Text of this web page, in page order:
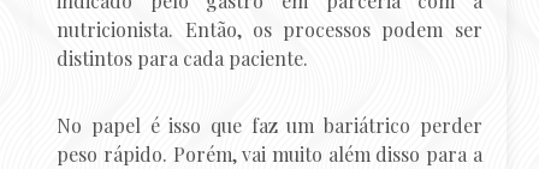
nutricionista. Então, os processos podem ser
distintos para cada paciente.
No papel é isso que faz um bariátrico perder
peso rápido. Porém, vai muito além disso para a